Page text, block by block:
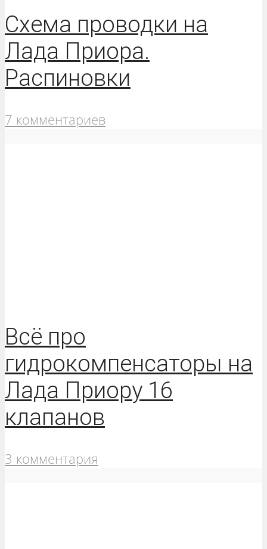
Схема проводки на
Лада Приора.
Распиновки
7 комментариев
Всё про
гидрокомпенсаторы на
Лада Приору 16
клапанов
3 комментария